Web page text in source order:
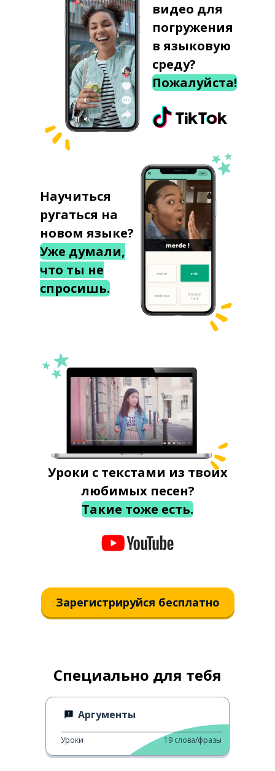
видео для
погружения
в языковую
среду?
Пожалуйста!
Научиться
ругаться на
новом языке?
Уже думали,
что ты не
спросишь.
Уроки с текстами из твоих
любимых песен?
Такие тоже есть.
Зарегистрируйся бесплатно
Специально для тебя
Аргументы
Уроки 19 слова/фразы